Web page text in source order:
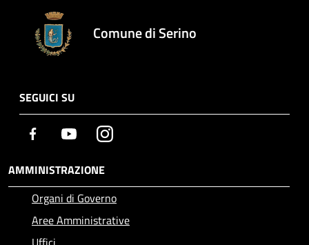
Comune di Serino
SEGUICI SU
Facebook YoutubeInstagram
AMMINISTRAZIONE
Organi di Governo
Aree Amministrative